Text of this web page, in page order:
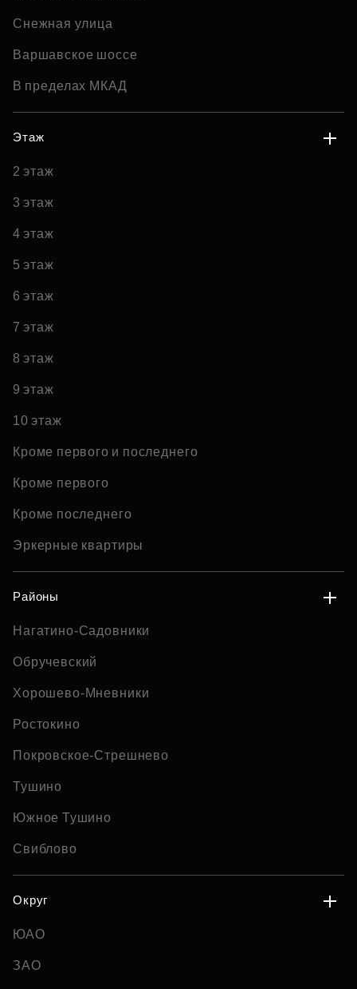
Снежная улица
Варшавское шоссе
В пределах МКАД
Этаж
2 этаж
3 этаж
4 этаж
5 этаж
6 этаж
7 этаж
8 этаж
9 этаж
10 этаж
Кроме первого и последнего
Кроме первого
Кроме последнего
Эркерные квартиры
Районы
Нагатино-Садовники
Обручевский
Хорошево-Мневники
Ростокино
Покровское-Стрешнево
Тушино
Южное Тушино
Свиблово
Округ
ЮАО
ЗАО